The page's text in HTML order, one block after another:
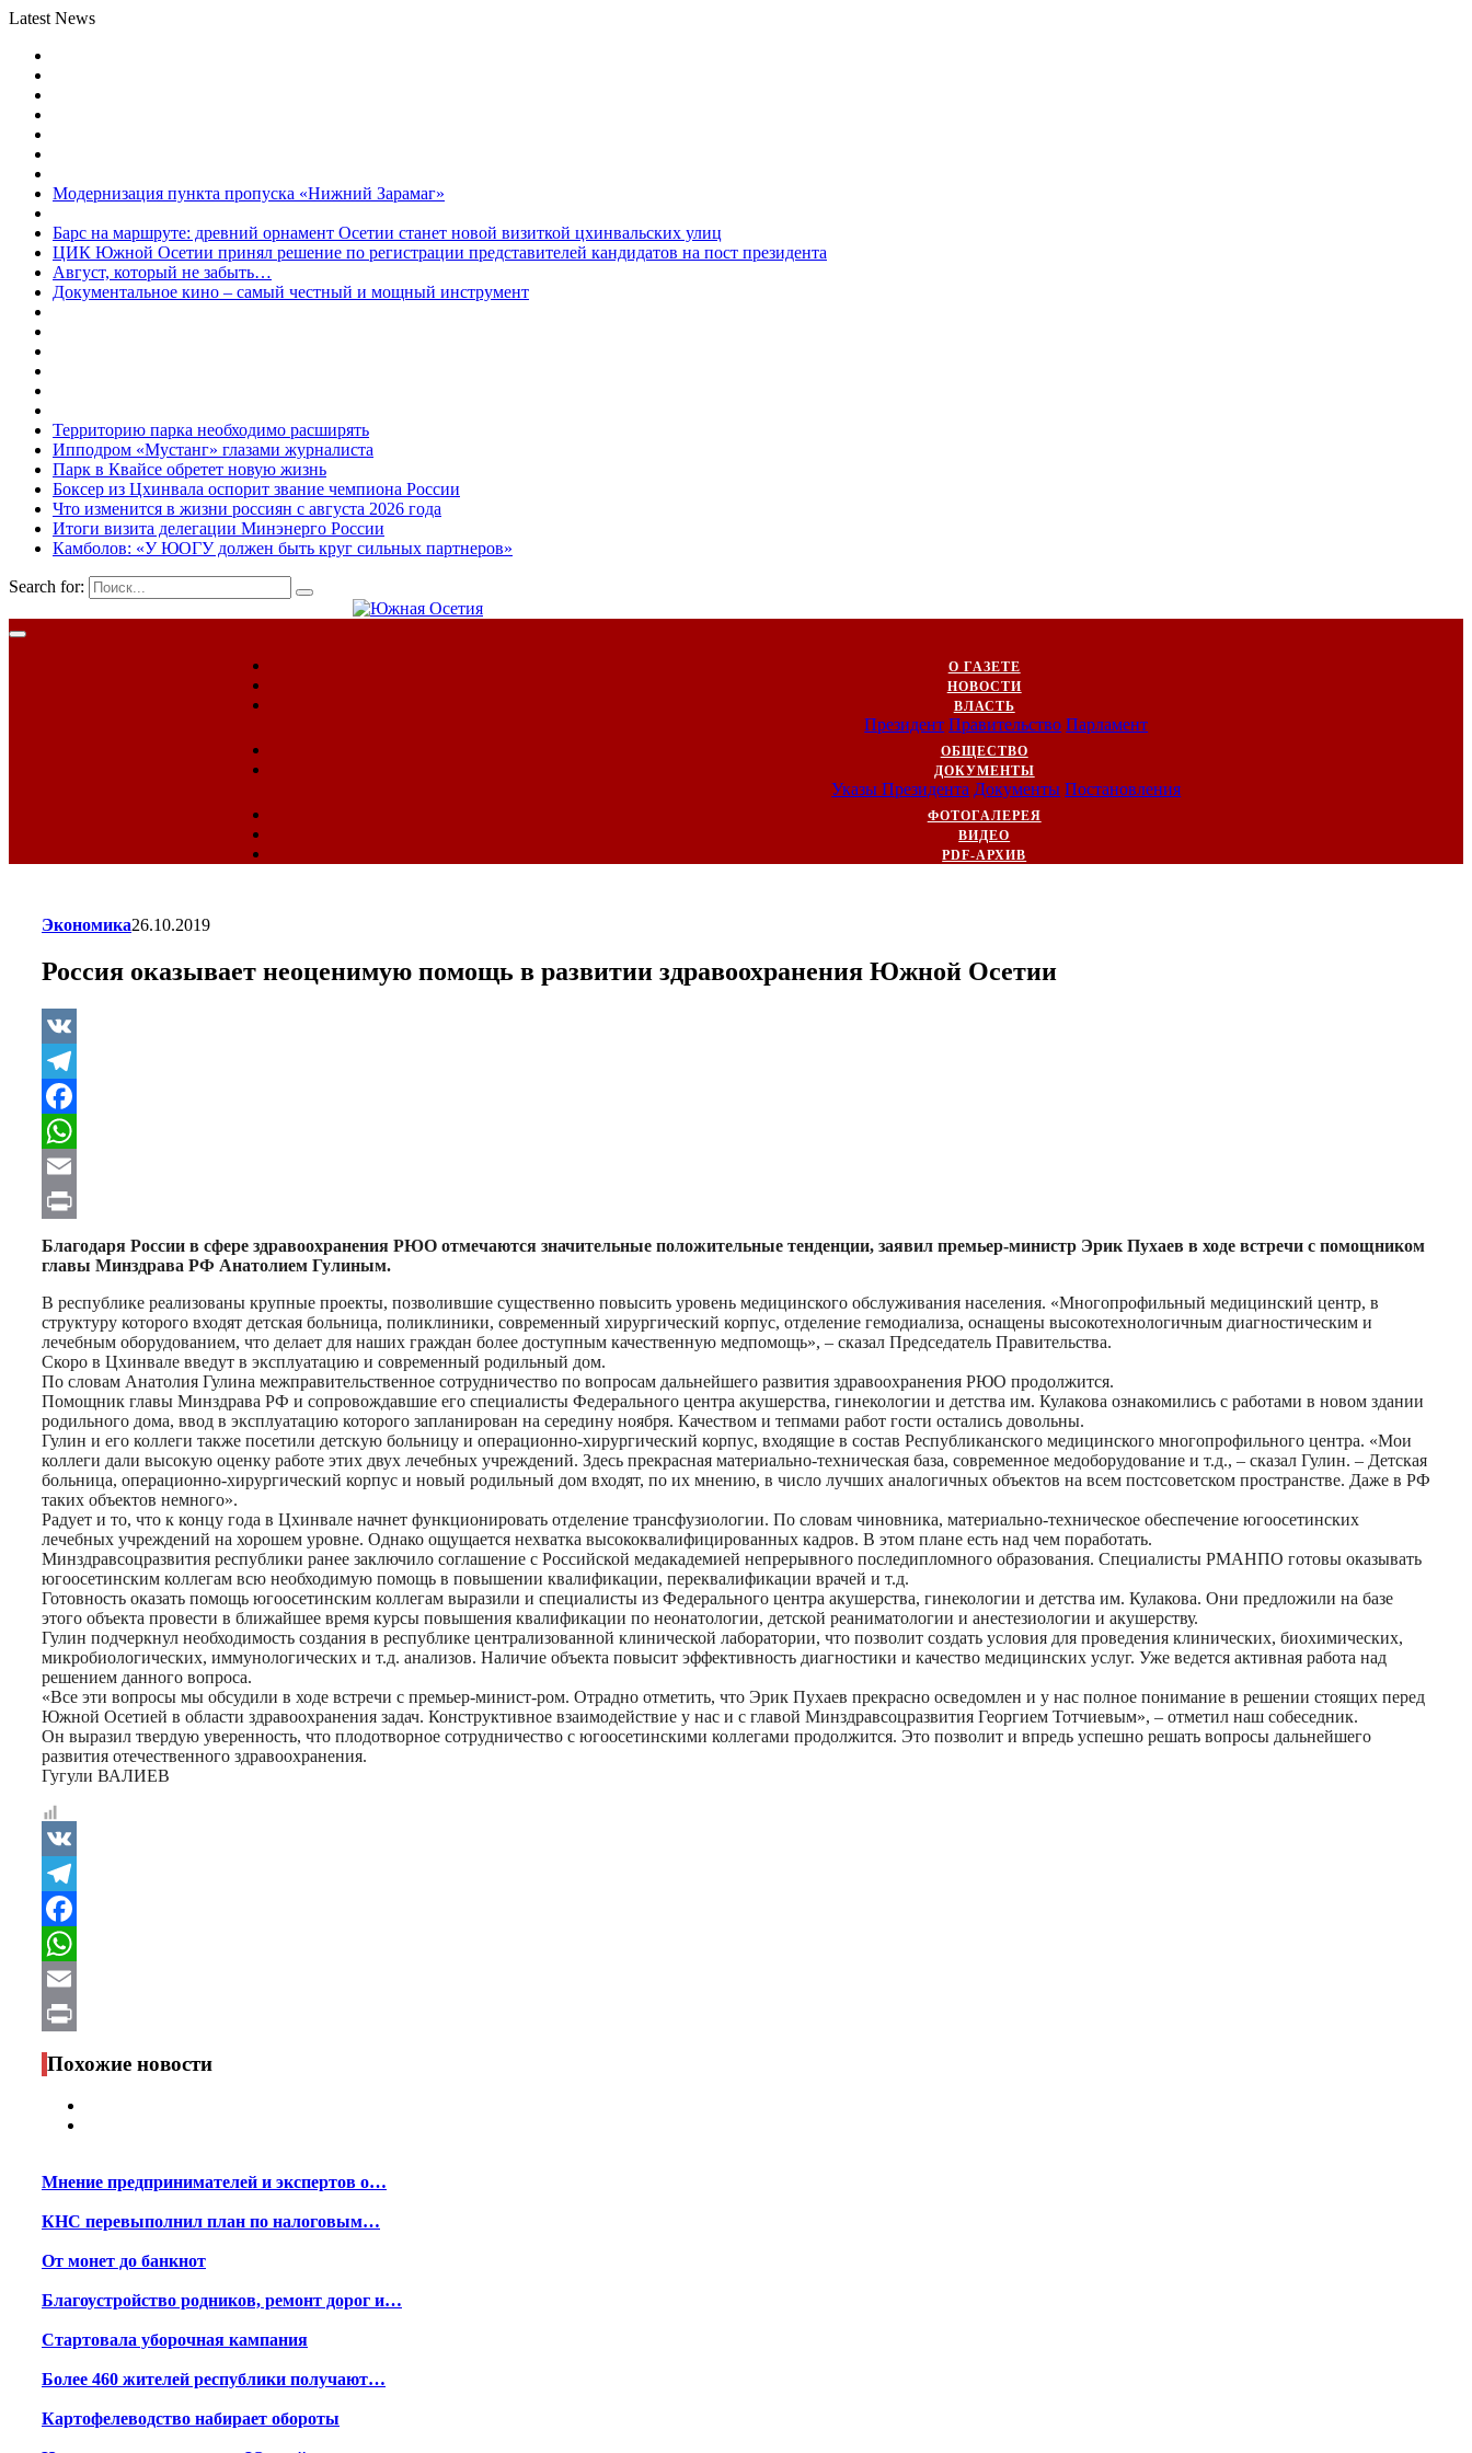
Latest News
Модернизация пункта пропуска «Нижний Зарамаг»
Барс на маршруте: древний орнамент Осетии станет новой визиткой цхинвальских улиц
ЦИК Южной Осетии принял решение по регистрации представителей кандидатов на пост президента
Август, который не забыть…
Документальное кино – самый честный и мощный инструмент
Территорию парка необходимо расширять
Ипподром «Мустанг» глазами журналиста
Парк в Квайсе обретет новую жизнь
Боксер из Цхинвала оспорит звание чемпиона России
Что изменится в жизни россиян с августа 2026 года
Итоги визита делегации Минэнерго России
Камболов: «У ЮОГУ должен быть круг сильных партнеров»
Search for:
О ГАЗЕТЕ
НОВОСТИ
ВЛАСТЬ
Президент Правительство Парламент
ОБЩЕСТВО
ДОКУМЕНТЫ
Указы Президента Документы Постановления
ФОТОГАЛЕРЕЯ
ВИДЕО
PDF-АРХИВ
Экономика26.10.2019
Россия оказывает неоценимую помощь в развитии здравоохранения Южной Осетии
VK
Telegram
Facebook
WhatsApp
Email
Print
Благодаря России в сфере здравоохранения РЮО отмечаются значительные положительные тенденции, заявил премьер-министр Эрик Пухаев в ходе встречи с помощником
главы Минздрава РФ Анатолием Гулиным.
В республике реализованы крупные проекты, позволившие существенно повысить уровень медицинского обслуживания населения. «Многопрофильный медицинский центр, в
структуру которого входят детская больница, поликлиники, современный хирургический корпус, отделение гемодиализа, оснащены высокотехнологичным диагностическим и
лечебным оборудованием, что делает для наших граждан более доступным качественную медпомощь», – сказал Председатель Правительства.
Скоро в Цхинвале введут в эксплуатацию и современный родильный дом.
По словам Анатолия Гулина межправительственное сотрудничество по вопросам дальнейшего развития здравоохранения РЮО продолжится.
Помощник главы Минздрава РФ и сопровождавшие его специалисты Федерального центра акушерства, гинекологии и детства им. Кулакова ознакомились с работами в новом здании
родильного дома, ввод в эксплуатацию которого запланирован на середину ноября. Качеством и тепмами работ гости остались довольны.
Гулин и его коллеги также посетили детскую больницу и операционно-хирургический корпус, входящие в состав Республиканского медицинского многопрофильного центра. «Мои
коллеги дали высокую оценку работе этих двух лечебных учреждений. Здесь прекрасная материально-техническая база, современное медоборудование и т.д., – сказал Гулин. – Детская
больница, операционно-хирургический корпус и новый родильный дом входят, по их мнению, в число лучших аналогичных объектов на всем постсоветском пространстве. Даже в РФ
таких объектов немного».
Радует и то, что к концу года в Цхинвале начнет функционировать отделение трансфузиологии. По словам чиновника, материально-техническое обеспечение югоосетинских
лечебных учреждений на хорошем уровне. Однако ощущается нехватка высококвалифицированных кадров. В этом плане есть над чем поработать.
Минздравсоцразвития республики ранее заключило соглашение с Российской медакадемией непрерывного последипломного образования. Специалисты РМАНПО готовы оказывать
югоосетинским коллегам всю необходимую помощь в повышении квалификации, переквалификации врачей и т.д.
Готовность оказать помощь югоосетинским коллегам выразили и специалисты из Федерального центра акушерства, гинекологии и детства им. Кулакова. Они предложили на базе
этого объекта провести в ближайшее время курсы повышения квалификации по неонатологии, детской реаниматологии и анестезиологии и акушерству.
Гулин подчеркнул необходимость создания в республике централизованной клинической лаборатории, что позволит создать условия для проведения клинических, биохимических,
микробиологических, иммунологических и т.д. анализов. Наличие объекта повысит эффективность диагностики и качество медицинских услуг. Уже ведется активная работа над
решением данного вопроса.
«Все эти вопросы мы обсудили в ходе встречи с премьер-минист-ром. Отрадно отметить, что Эрик Пухаев прекрасно осведомлен и у нас полное понимание в решении стоящих перед
Южной Осетией в области здравоохранения задач. Конструктивное взаимодействие у нас и с главой Минздравсоцразвития Георгием Тотчиевым», – отметил наш собеседник.
Он выразил твердую уверенность, что плодотворное сотрудничество с югоосетинскими коллегами продолжится. Это позволит и впредь успешно решать вопросы дальнейшего
развития отечественного здравоохранения.
Гугули ВАЛИЕВ
VK
Telegram
Facebook
WhatsApp
Email
Print
Похожие новости
Мнение предпринимателей и экспертов о…
КНС перевыполнил план по налоговым…
От монет до банкнот
Благоустройство родников, ремонт дорог и…
Стартовала уборочная кампания
Более 460 жителей республики получают…
Картофелеводство набирает обороты